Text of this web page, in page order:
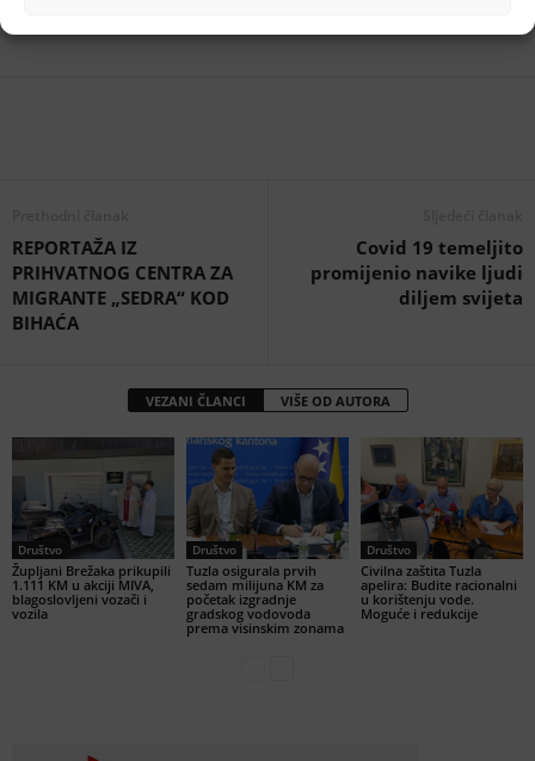
REPORTAŽA IZ
PRIHVATNOG CENTRA ZA
MIGRANTE „SEDRA“ KOD
BIHAĆA
Covid 19 temeljito
promijenio navike ljudi
diljem svijeta
VEZANI ČLANCI VIŠE OD AUTORA
Društvo
Župljani Brežaka prikupili
1.111 KM u akciji MIVA,
blagoslovljeni vozači i
vozila
Društvo
Tuzla osigurala prvih
sedam milijuna KM za
početak izgradnje
gradskog vodovoda
prema visinskim zonama
Društvo
Civilna zaštita Tuzla
apelira: Budite racionalni
u korištenju vode.
Moguće i redukcije